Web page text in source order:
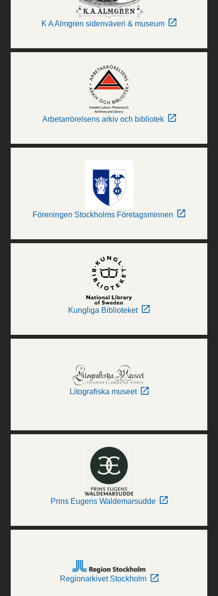
K A Almgren sidenväveri & museum
Arbetarrörelsens arkiv och bibliotek
Föreningen Stockholms Företagsminnen
Kungliga Biblioteket
Litografiska museet
Prins Eugens Waldemarsudde
Regionarkivet Stockholm